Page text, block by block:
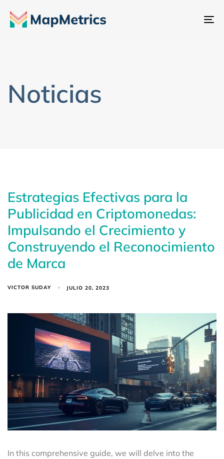
Noticias
Estrategias Efectivas para la
Publicidad en Criptomonedas:
Impulsando el Crecimiento y
Construyendo el Reconocimiento
de Marca
VICTOR SUDAY JULIO 20, 2023
In this comprehensive guide, we will delve into the